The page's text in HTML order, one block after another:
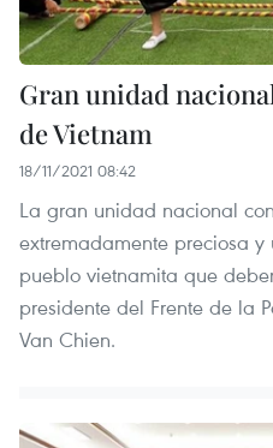
Gran unidad
de Vietnam
18/11/2021 08:42
La gran unidad nacional
extremadamente preciosa
pueblo vietnamita que
presidente del Frente de la
Van Chien.